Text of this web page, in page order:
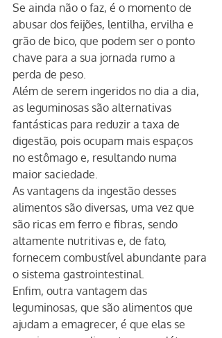
Se ainda não o faz, é o momento de
abusar dos feijões, lentilha, ervilha e
grão de bico, que podem ser o ponto
chave para a sua jornada rumo a
perda de peso.
Além de serem ingeridos no dia a dia,
as leguminosas são alternativas
fantásticas para reduzir a taxa de
digestão, pois ocupam mais espaços
no estômago e, resultando numa
maior saciedade.
As vantagens da ingestão desses
alimentos são diversas, uma vez que
são ricas em ferro e fibras, sendo
altamente nutritivas e, de fato,
fornecem combustível abundante para
o sistema gastrointestinal.
Enfim, outra vantagem das
leguminosas, que são alimentos que
ajudam a emagrecer, é que elas se